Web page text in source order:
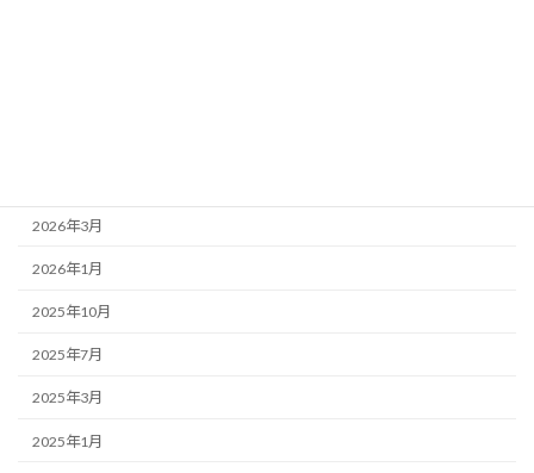
2026年3月
2026年1月
2025年10月
2025年7月
2025年3月
2025年1月